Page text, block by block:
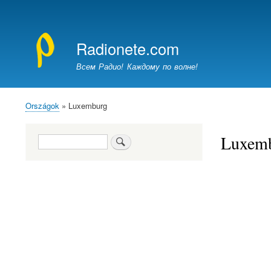
menüje
Radionete.com
Всем Радио! Каждому по волне!
Morzsa
Országok Luxemburg
Keresés